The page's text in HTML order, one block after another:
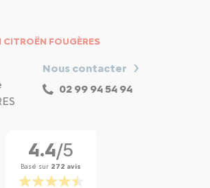
FOUGÈRES
Nous contacter
02 99 94 54 94
4.4/5
Basé sur 272 avis